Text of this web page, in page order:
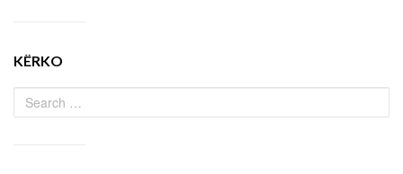
KËRKO